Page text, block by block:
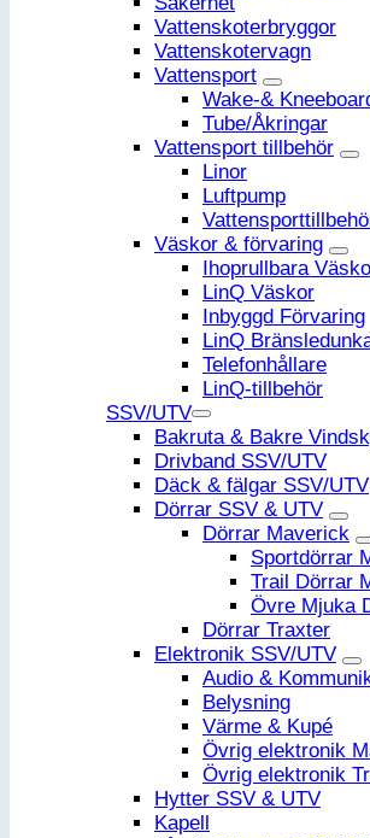
Vattenskoterbryggor
Vattenskotervagn
Vattensport
Wake-&
Tube/Åkringar
Vattensport tillbehör
Linor
Luftpump
Väskor & förvaring
Ihoprullbara
LinQ Väskor
Inbyggd Förvaring
LinQ
Telefonhållare
LinQ-tillbehör
SSV/UTV
Bakruta & Bakre
Drivband SSV/UTV
Däck & fälgar SSV/UTV
Dörrar SSV & UTV
Dörrar Maverick
Sportdörrar
Trail Dörrar
Övre Mjuka
Dörrar Traxter
Elektronik SSV/UTV
Audio &
Belysning
Värme & Kupé
Övrig elektronik
Övrig elektronik
Hytter SSV & UTV
Kapell